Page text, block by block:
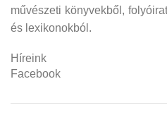
művészeti könyvekből,
és lexikonokból.
Híreink
Facebook